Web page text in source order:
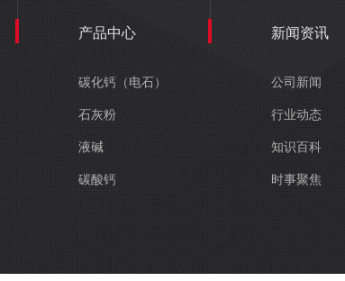
产品中心
碳化钙（电石）
石灰粉
液碱
碳酸钙
新闻资讯
公司新闻
行业动态
知识百科
时事聚焦